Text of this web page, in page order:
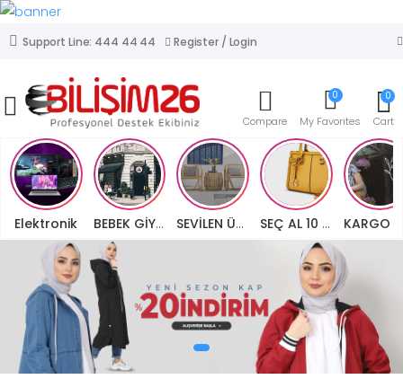
Support Line: 444 44 44 Register / Login
Mobile Menu Compare
0
My Favorites
0
Cart
Elektronik BEBEK GİYİM SEVİLEN ÜRÜNLER SEÇ AL 10 TL